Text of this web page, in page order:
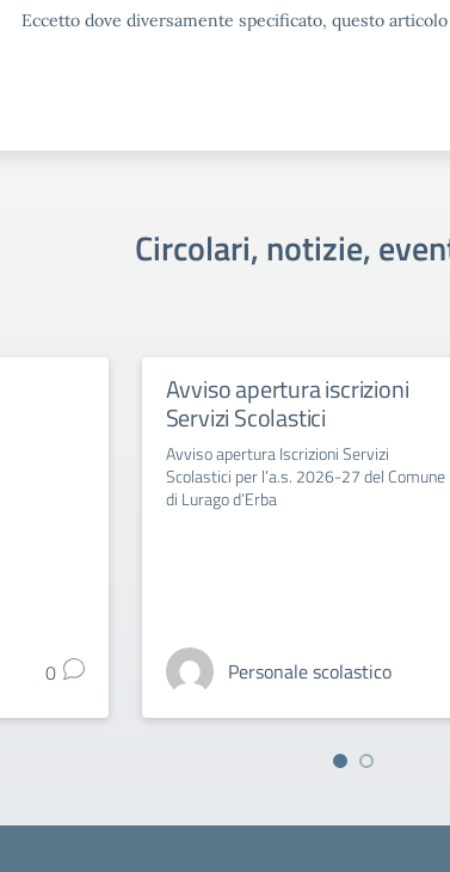
Eccetto dove diversamente specificato, questo
Circolari, notizie,
0
Avviso apertura iscrizioni
Servizi Scolastici
Avviso apertura Iscrizioni Servizi
Scolastici per l’a.s. 2026-27 del Comune
di Lurago d’Erba
Personale scolastico